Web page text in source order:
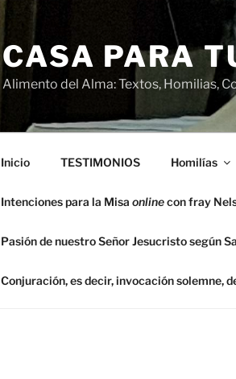
CASA PARA
Alimento del Alma: Textos, Homilias,
Inicio TESTIMONIOS Homilías
Intenciones para la Misa onlinecon fray
Pasión de nuestro Señor Jesucristo según
Conjuración, es decir, invocación solemne,